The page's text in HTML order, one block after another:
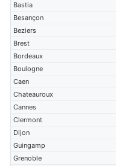
Bastia
Besançon
Beziers
Brest
Bordeaux
Boulogne
Caen
Chateauroux
Cannes
Clermont
Dijon
Guingamp
Grenoble